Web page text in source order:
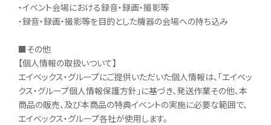
・イベント会場における録音・録画・撮影等
・録音・録画・撮影等を目的とした機器の会場への持ち込み
■その他
【個人情報の取扱いついて】
エイベックス・グループにご提供いただいた個人情報は、「エイベッ
クス・グループ個人情報保護方針」に基づき、発送作業その他、本
商品の販売、及び本商品の特典イベントの実施に必要な範囲で、
エイベックス・グループ各社が使用します。